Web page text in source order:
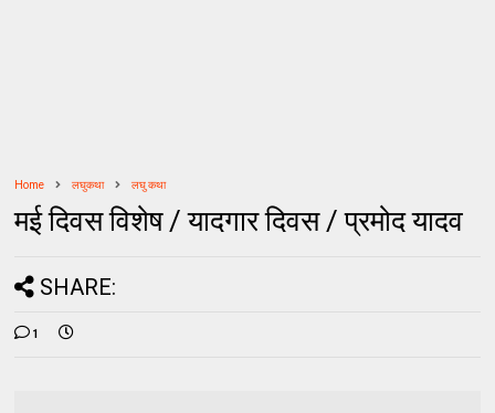
Home लघुकथा लघु कथा
मई दिवस विशेष / यादगार दिवस / प्रमोद यादव
SHARE:
1